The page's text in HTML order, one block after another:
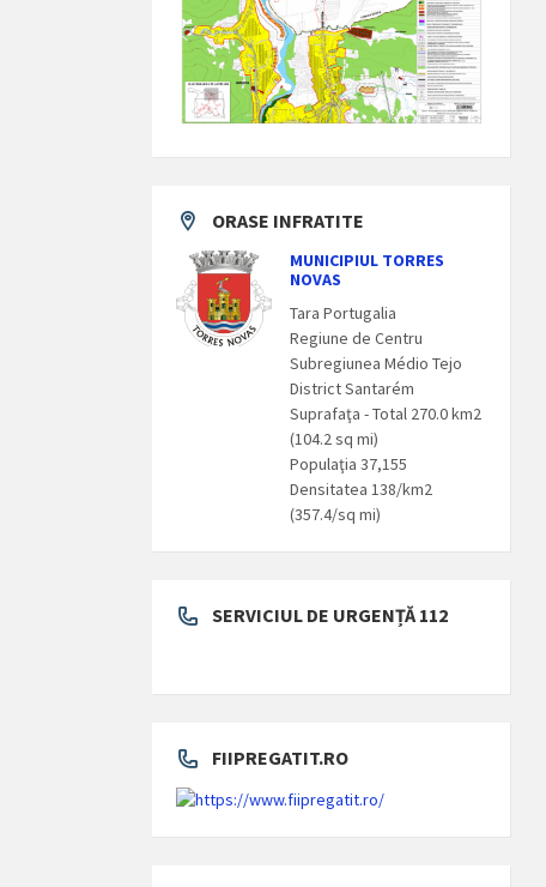
ORASE INFRATITE
MUNICIPIUL TORRES
NOVAS
Tara Portugalia
Regiune de Centru
Subregiunea Médio Tejo
District Santarém
Suprafaţa - Total 270.0 km2
(104.2 sq mi)
Populaţia 37,155
Densitatea 138/km2
(357.4/sq mi)
SERVICIUL DE URGENȚĂ 112
FIIPREGATIT.RO